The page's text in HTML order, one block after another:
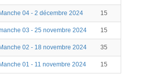
04 - 2 décembre 2024 15
03 - 25 novembre 2024 15
02 - 18 novembre 2024 35
01 - 11 novembre 2024 15